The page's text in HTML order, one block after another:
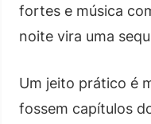
fortes e música
noite vira uma
Um jeito prático é
fossem capítulos